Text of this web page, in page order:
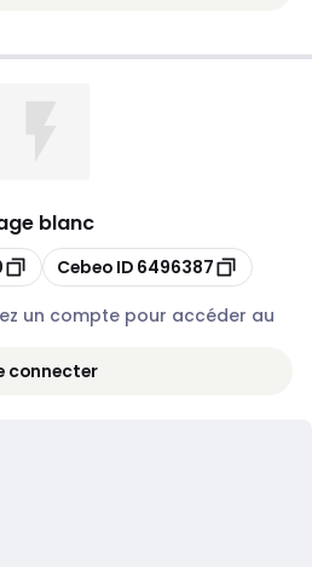
blanc
Copier
Cebeo ID 6496387
un compte pour accéder au
connecter